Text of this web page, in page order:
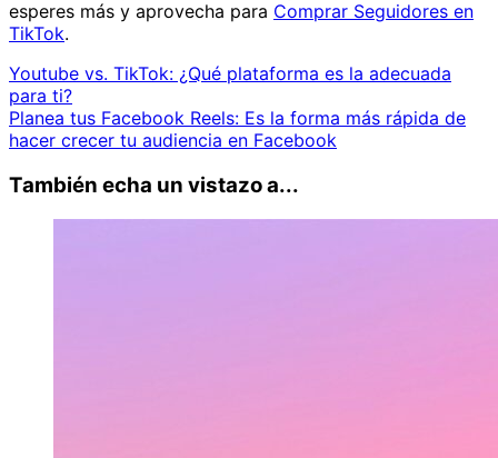
esperes más y aprovecha para Comprar Seguidores en
TikTok.
Youtube vs. TikTok: ¿Qué plataforma es la adecuada
para ti?
Planea tus Facebook Reels: Es la forma más rápida de
hacer crecer tu audiencia en Facebook
También echa un vistazo a...